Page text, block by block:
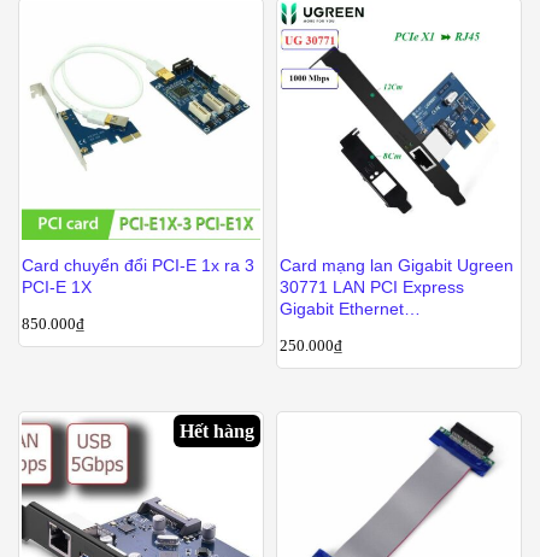
Card chuyển đổi PCI-E 1x ra 3
PCI-E 1X
850.000₫
Card mạng lan Gigabit Ugreen
30771 LAN PCI Express
Gigabit Ethernet
US230
250.000₫
Hết hàng